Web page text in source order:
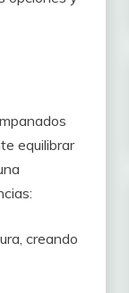
equilibrar
creando